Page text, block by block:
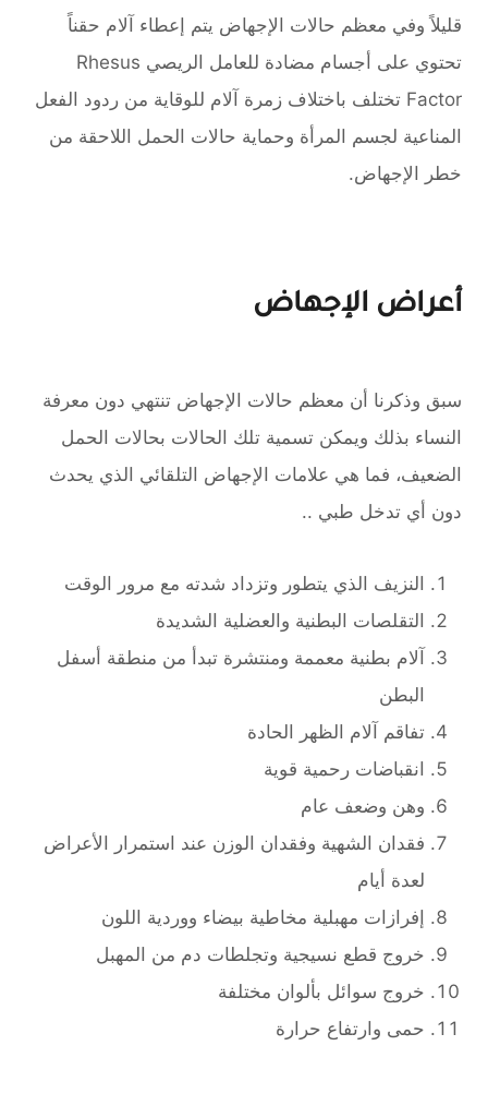
قليلاً وفي معظم حالات الإجهاض يتم إعطاء آلام حقناً
تحتوي على أجسام مضادة للعامل الريصي Rhesus
Factor تختلف باختلاف زمرة آلام للوقاية من ردود الفعل
المناعية لجسم اﻟﻤﺮأة وحماية حالات الحمل اللاحقة من
خطر الإجهاض.
أعراض الإجهاض
سبق وذكرنا أن معظم حالات الإجهاض تنتهي دون معرفة
النساء بذلك ويمكن تسمية تلك الحالات بحالات الحمل
الضعيف، فما هي علامات الإجهاض التلقائي الذي يحدث
دون أي تدخل طبي ..
النزيف الذي يتطور وتزداد شدته مع مرور الوقت
التقلصات البطنية والعضلية الشديدة
آلام بطنية معممة ومنتشرة تبدأ من منطقة أسفل
البطن
تفاقم آلام الظهر الحادة
انقباضات رحمية قوية
وهن وضعف عام
فقدان الشهية وفقدان الوزن عند استمرار الأعراض
لعدة أيام
إفرازات مهبلية مخاطية بيضاء ووردية اللون
خروج قطع نسيجية وتجلطات دم من المهبل
خروج سوائل بألوان مختلفة
حمى وارتفاع حرارة